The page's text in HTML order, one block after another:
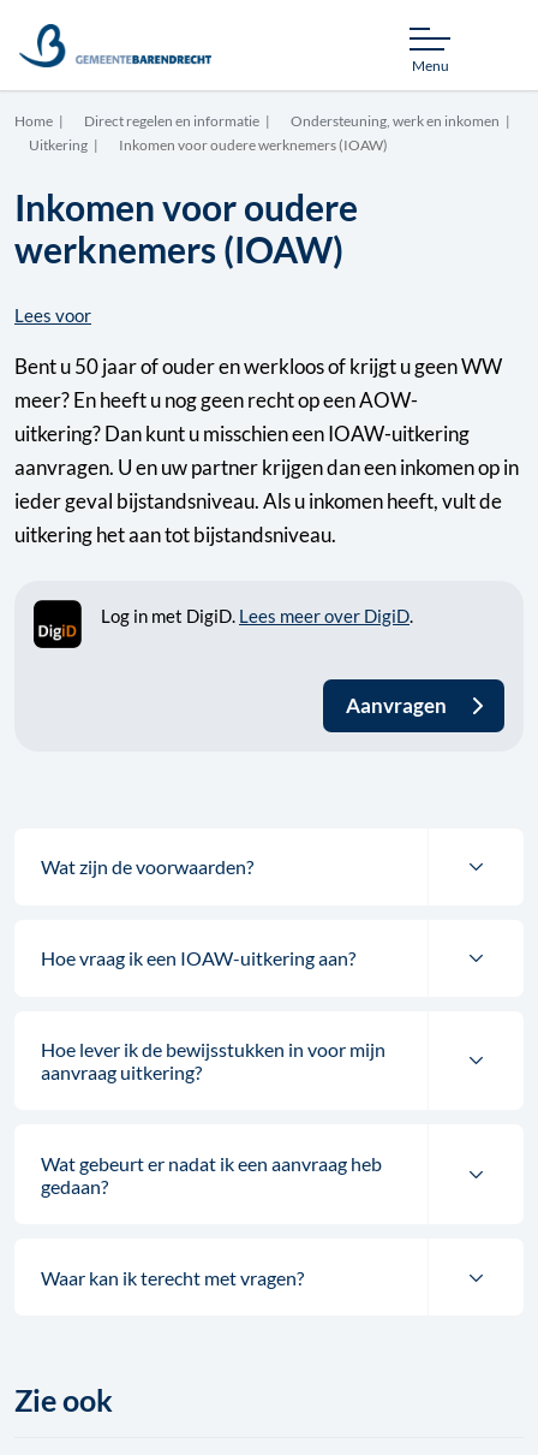
Menu
Home Direct regelen en informatie
Ondersteuning, werk en inkomen
Uitkering
Inkomen voor oudere werknemers (IOAW)
Inkomen voor oudere
werknemers (IOAW)
Lees voor
Bent u 50 jaar of ouder en werkloos of krijgt u geen WW
meer? En heeft u nog geen recht op een AOW-
uitkering? Dan kunt u misschien een IOAW-uitkering
aanvragen. U en uw partner krijgen dan een inkomen op in
ieder geval bijstandsniveau. Als u inkomen heeft, vult de
uitkering het aan tot bijstandsniveau.
Log in met DigiD. Lees meer over DigiD.
Aanvragen
Wat zijn de voorwaarden?
Hoe vraag ik een IOAW-uitkering aan?
Hoe lever ik de bewijsstukken in voor mijn
aanvraag uitkering?
Wat gebeurt er nadat ik een aanvraag heb
gedaan?
Waar kan ik terecht met vragen?
Zie ook